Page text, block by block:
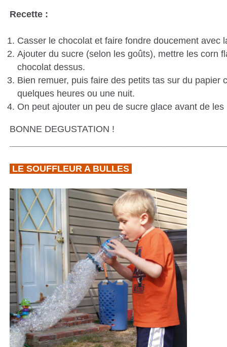
Recette :
Casser le chocolat et faire fondre doucement avec
Ajouter du sucre (selon les goûts), mettre les corn
chocolat dessus.
Bien remuer, puis faire des petits tas sur du papier
quelques heures ou une nuit.
On peut ajouter un peu de sucre glace avant de les
BONNE DEGUSTATION !
LE SOUFFLEUR A BULLES